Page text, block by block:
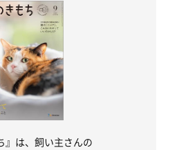
』は、飼い主さんの